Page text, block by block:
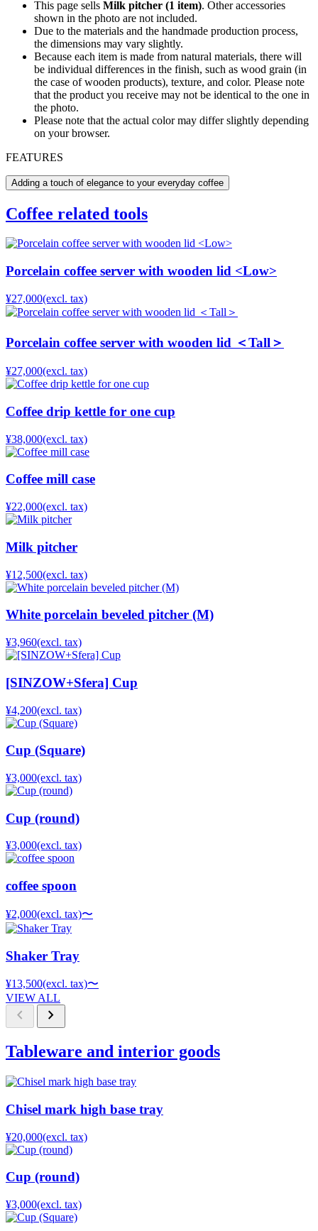
This page sells Milk pitcher (1 item). Other accessories
shown in the photo are not included.
Due to the materials and the handmade production process,
the dimensions may vary slightly.
Because each item is made from natural materials, there will
be individual differences in the finish, such as wood grain (in
the case of wooden products), texture, and color. Please note
that the product you receive may not be identical to the one in
the photo.
Please note that the actual color may differ slightly depending
on your browser.
FEATURES
Adding a touch of elegance to your everyday coffee
Coffee related tools
Porcelain coffee server with wooden lid <Low>
¥27,000(excl. tax)
Porcelain coffee server with wooden lid ＜Tall＞
¥27,000(excl. tax)
Coffee drip kettle for one cup
¥38,000(excl. tax)
Coffee mill case
¥22,000(excl. tax)
Milk pitcher
¥12,500(excl. tax)
White porcelain beveled pitcher (M)
¥3,960(excl. tax)
[SINZOW+Sfera] Cup
¥4,200(excl. tax)
Cup (Square)
¥3,000(excl. tax)
Cup (round)
¥3,000(excl. tax)
coffee spoon
¥2,000(excl. tax)〜
Shaker Tray
¥13,500(excl. tax)〜
VIEW ALL
chevron_left chevron_right
Tableware and interior goods
Chisel mark high base tray
¥20,000(excl. tax)
Cup (round)
¥3,000(excl. tax)